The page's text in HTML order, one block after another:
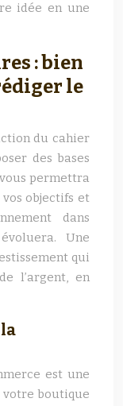
idée en une
: bien
le
du cahier
des bases
permettra
objectifs et
dans
Une
qui
l’argent, en
est une
boutique